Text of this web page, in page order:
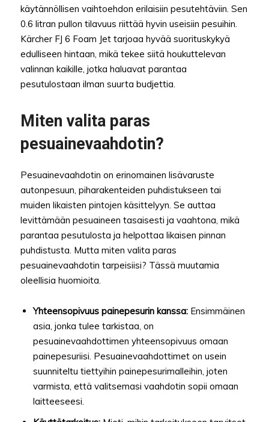
käytännöllisen vaihtoehdon erilaisiin pesutehtäviin. Sen
0.6 litran pullon tilavuus riittää hyvin useisiin pesuihin.
Kärcher FJ 6 Foam Jet tarjoaa hyvää suorituskykyä
edulliseen hintaan, mikä tekee siitä houkuttelevan
valinnan kaikille, jotka haluavat parantaa
pesutulostaan ilman suurta budjettia.
Miten valita paras
pesuainevaahdotin?
Pesuainevaahdotin on erinomainen lisävaruste
autonpesuun, piharakenteiden puhdistukseen tai
muiden likaisten pintojen käsittelyyn. Se auttaa
levittämään pesuaineen tasaisesti ja vaahtona, mikä
parantaa pesutulosta ja helpottaa likaisen pinnan
puhdistusta. Mutta miten valita paras
pesuainevaahdotin tarpeisiisi? Tässä muutamia
oleellisia huomioita.
Yhteensopivuus painepesurin kanssa: Ensimmäinen
asia, jonka tulee tarkistaa, on
pesuainevaahdottimen yhteensopivuus omaan
painepesuriisi. Pesuainevaahdottimet on usein
suunniteltu tiettyihin painepesurimalleihin, joten
varmista, että valitsemasi vaahdotin sopii omaan
laitteeseesi.